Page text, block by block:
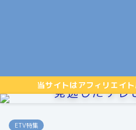
当サイトはアフィリエイ
見逃したテレ
ETV特集